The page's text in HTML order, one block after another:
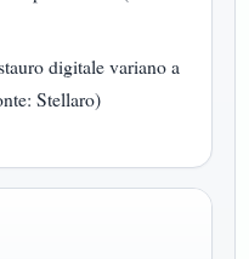
digitale variano a
Stellaro)